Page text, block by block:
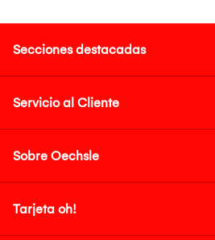
Secciones destacadas
Servicio al Cliente
Sobre Oechsle
Tarjeta oh!